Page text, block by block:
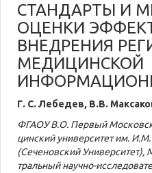
СТАНДАРТЫ И
ОЦЕНКИ
ВНЕДРЕНИЯ
МЕДИЦИНСКОЙ
Г. С. Ле­бе­дев, В.В.
ФГАОУ В.О. Пер­вый
цинский уни­вер­си­тет им.
(Се­че­новский
траль­ный науч­но-